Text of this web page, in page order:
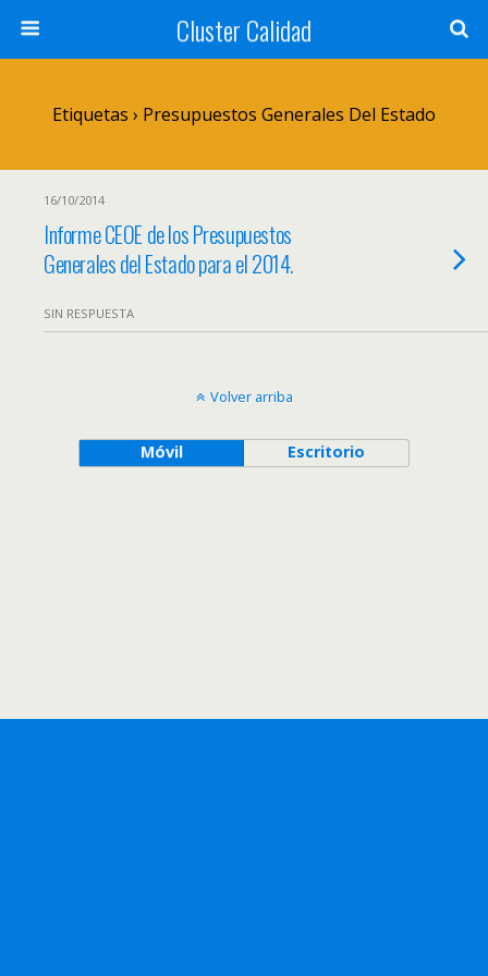
Cluster Calidad
Etiquetas › Presupuestos Generales Del Estado
16/10/2014
Informe CEOE de los Presupuestos
Generales del Estado para el 2014.
SIN RESPUESTA
Volver arriba
Móvil Escritorio